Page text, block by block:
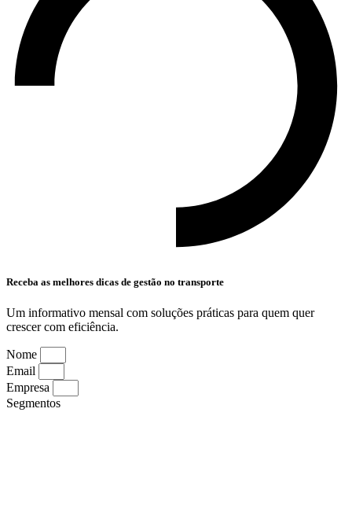
Receba as melhores dicas de gestão no transporte
Um informativo mensal com soluções práticas para quem quer
crescer com eficiência.
Nome
Email
Empresa
Segmentos